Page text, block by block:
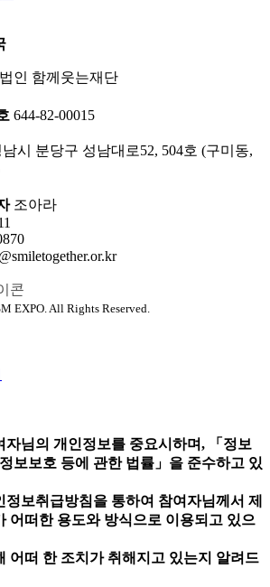
인 함께웃는재단
644-82-00015
시 분당구 성남대로52, 504호 (구미동,
조아라
EXPO. All Rights Reserved.
자님의 개인정보를 중요시하며, 「정보
보보호 등에 관한 법률」을 준수하고 있
보취급방침을 통하여 참여자님께서 제
어떠한 용도와 방식으로 이용되고 있으
어떠 한 조치가 취해지고 있는지 알려드